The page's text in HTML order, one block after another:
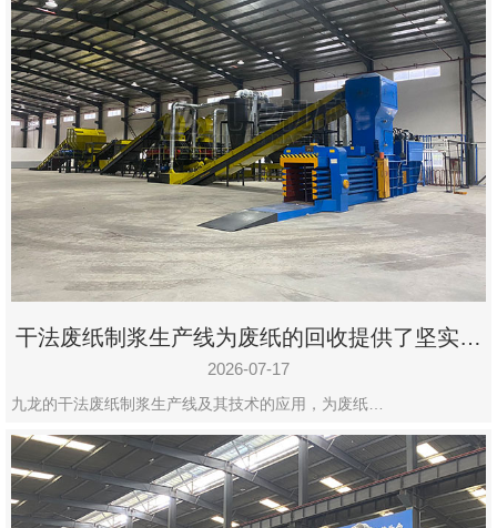
场
方
案
动
态联
系
郑
州
市
设
有
限
公
干法废纸制浆生产线为废纸的回收提供了坚实的
保障
2026-07-17
九龙的干法废纸制浆生产线及其技术的应用，为废纸…